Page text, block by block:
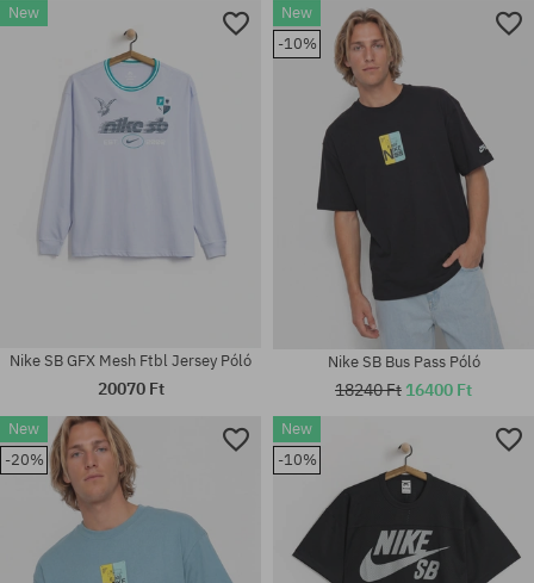
Elérhető méretek:
Elérhető méretek:
New
Nike SB GFX Mesh Ftbl Jersey Póló
20070 Ft
New
-10%
Nike SB Bus Pass Póló
18240 Ft 16400 Ft
New
-20%
New
-10%